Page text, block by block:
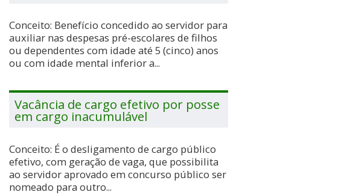
Conceito: Benefício concedido ao servidor para
auxiliar nas despesas pré-escolares de filhos
ou dependentes com idade até 5 (cinco) anos
ou com idade mental inferior a...
Vacância de cargo efetivo por posse
em cargo inacumulável
Conceito: É o desligamento de cargo público
efetivo, com geração de vaga, que possibilita
ao servidor aprovado em concurso público ser
nomeado para outro...